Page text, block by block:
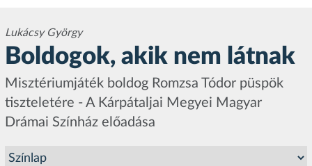
Lukácsy György
Boldogok, akik nem látnak
Misztériumjáték boldog Romzsa Tódor püspök
tiszteletére - A Kárpátaljai Megyei Magyar
Drámai Színház előadása